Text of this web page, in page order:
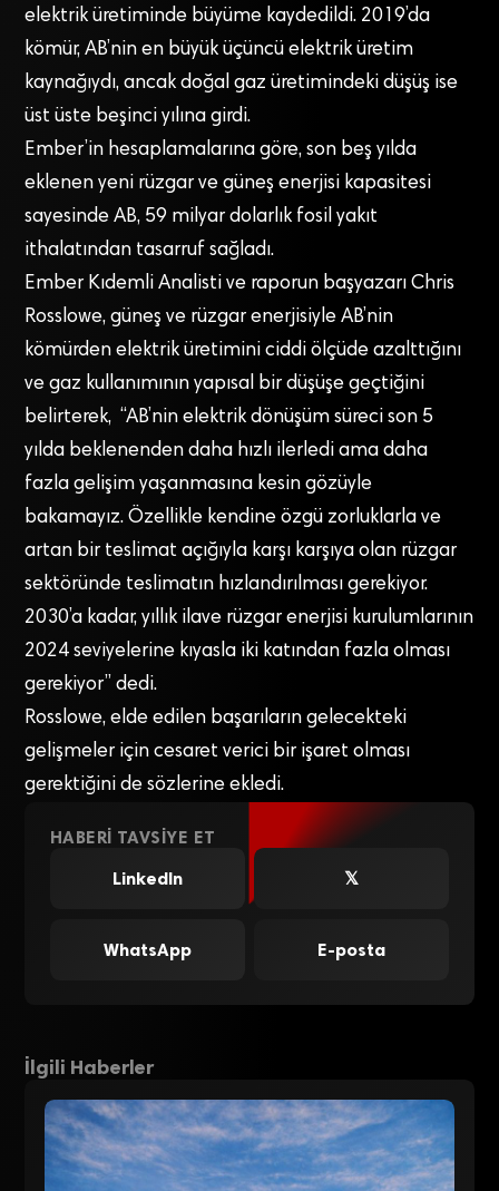
elektrik üretiminde büyüme kaydedildi. 2019’da
kömür, AB’nin en büyük üçüncü elektrik üretim
kaynağıydı, ancak doğal gaz üretimindeki düşüş ise
üst üste beşinci yılına girdi.
Ember’in hesaplamalarına göre, son beş yılda
eklenen yeni rüzgar ve güneş enerjisi kapasitesi
sayesinde AB, 59 milyar dolarlık fosil yakıt
ithalatından tasarruf sağladı.
Ember Kıdemli Analisti ve raporun başyazarı Chris
Rosslowe, güneş ve rüzgar enerjisiyle AB’nin
kömürden elektrik üretimini ciddi ölçüde azalttığını
ve gaz kullanımının yapısal bir düşüşe geçtiğini
belirterek, “AB’nin elektrik dönüşüm süreci son 5
yılda beklenenden daha hızlı ilerledi ama daha
fazla gelişim yaşanmasına kesin gözüyle
bakamayız. Özellikle kendine özgü zorluklarla ve
artan bir teslimat açığıyla karşı karşıya olan rüzgar
sektöründe teslimatın hızlandırılması gerekiyor.
2030’a kadar, yıllık ilave rüzgar enerjisi kurulumlarının
2024 seviyelerine kıyasla iki katından fazla olması
gerekiyor” dedi.
Rosslowe, elde edilen başarıların gelecekteki
gelişmeler için cesaret verici bir işaret olması
gerektiğini de sözlerine ekledi.
HABERI TAVSIYE ET
LinkedIn
𝕏
WhatsApp E-posta
İlgili Haberler